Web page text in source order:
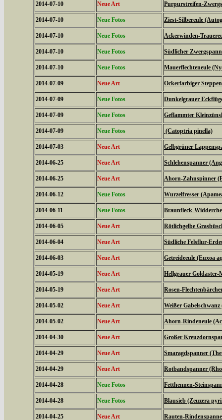
2014-07-10 Neue Art Purpurstreifen-
2014-07-10 Neue Fotos Ziest-Silbereule
2014-07-10 Neue Fotos Ackerwinden-
2014-07-10 Neue Fotos Südlicher
2014-07-10 Neue Fotos Mauerflechteneule
2014-07-09 Neue Art Ockerfarbiger
2014-07-09 Neue Fotos Dunkelgrauer
2014-07-09 Neue Fotos Geflammter
2014-07-09 Neue Fotos (Catoptria pinella)
2014-07-03 Neue Art Gelbgrüner
2014-06-25 Neue Art Schlehenspanner
2014-06-25 Neue Art Ahorn-Zahnspinner
2014-06-12 Neue Fotos Wurzelfresser
2014-06-11 Neue Fotos Braunfleck-
2014-06-05 Neue Art Rötlichgelbe
2014-06-04 Neue Art Südliche Felsflur-
2014-06-03 Neue Art Getreideeule (Euxoa
2014-05-19 Neue Art Hellgrauer
2014-05-19 Neue Art Rosen-
2014-05-02 Neue Art Weißer
2014-05-02 Neue Art Ahorn-Rindeneule
2014-04-30 Neue Art Großer
2014-04-29 Neue Art Smaragdspanner
2014-04-29 Neue Art Rotbandspanner
2014-04-28 Neue Fotos Fetthennen-
2014-04-28 Neue Fotos Blausieb (Zeuzera
2014-04-25 Neue Art Rauten-